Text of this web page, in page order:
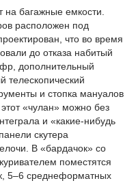
на багажные емкости.
расположен под
что во время
до отказа набитый
дополнительный
телескопический
и стопка мануалов
«чулан» можно без
и «какие-нибудь
скутера
В «бардачок» со
поместятся
5–6 среднеформатных